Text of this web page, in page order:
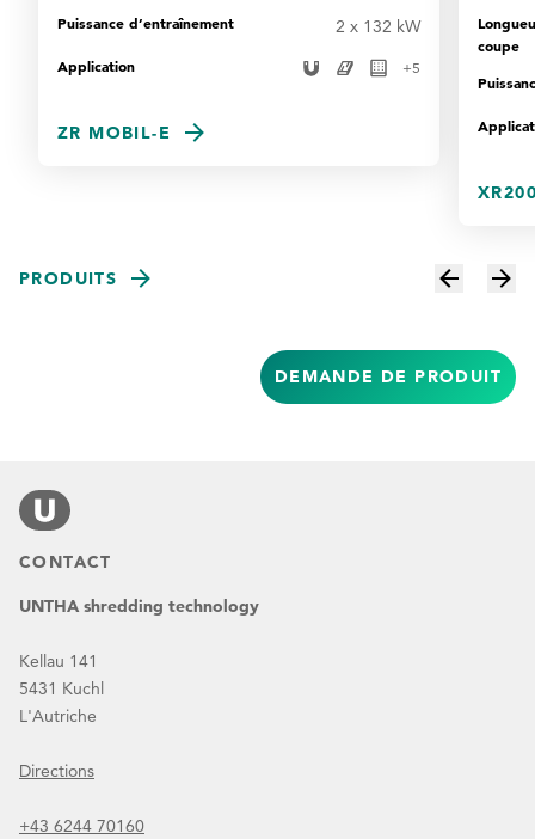
Puissance d’entraînement 2 x 132 kW
Application +5
ZR MOBIL-E
coupe
PRODUITS
DEMANDE DE PRODUIT
CONTACT
UNTHA shredding technology
Kellau 141
5431 Kuchl
L'Autriche
Directions
+43 6244 70160